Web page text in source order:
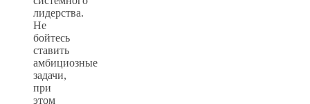
лидерства.
Не
бойтесь
ставить
амбициозные
задачи,
при
этом